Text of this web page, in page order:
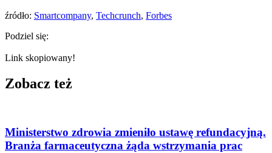
źródło: Smartcompany, Techcrunch, Forbes
Podziel się:
Link skopiowany!
Zobacz też
Ministerstwo zdrowia zmieniło ustawę refundacyjną.
Branża farmaceutyczna żąda wstrzymania prac